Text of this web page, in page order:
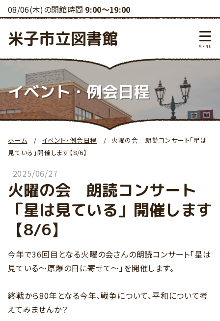
08/06(木)の開館時間 9:00～19:00
米子市立図書館
イベント・例会日程
ホーム イベント・例会日程
火曜の会 朗読コンサート「星は
見ている」開催します【8/6】
2025/06/27
火曜の会 朗読コンサート
「星は見ている」開催します
【8/6】
今年で36回目となる火曜の会さんの朗読コンサート「星は
見ている～原爆の日に寄せて～」を開催します。
終戦から80年となる今年、戦争について、平和について考
えてみませんか？